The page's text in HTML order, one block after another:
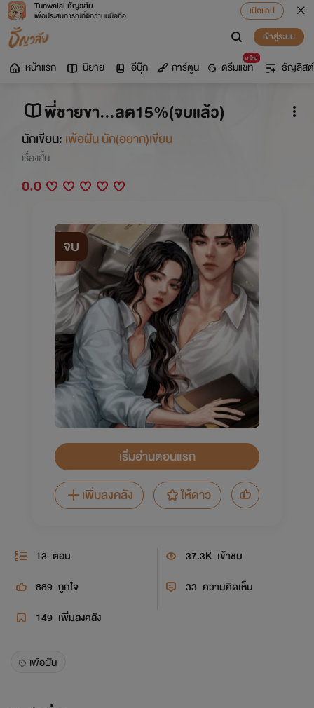
Tunwalai ธัญวลัย
เพื่อประสบการณ์ที่ดีกว่าบนมือถือ
เปิดแอป
เข้าสู่ระบบ
หน้าแรก นิยาย อีบุ๊ก การ์ตูน
มาใหม่
ดรีมแชท ธัญลิสต์
พี่ชายขา...ลด15%(จบแล้ว)
นักเขียน: เพ้อฝัน นัก(อยาก)เขียน
เรื่องสั้น
0.0
จบ
เริ่มอ่านตอนแรก
เพิ่มลงคลัง
ให้ดาว
13 ตอน 37.3K เข้าชม
889 ถูกใจ 33 ความคิดเห็น
149 เพิ่มลงคลัง
เพ้อฝัน